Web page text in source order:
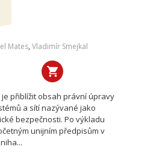
Mates, Vladimír Smejkal
je přiblížit obsah právní úpravy
a sítí nazývané jako
bezpečnosti. Po výkladu
unijním předpisům v